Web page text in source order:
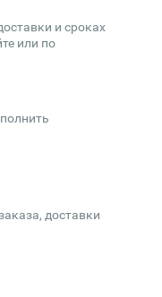
и сроках
или по
доставки